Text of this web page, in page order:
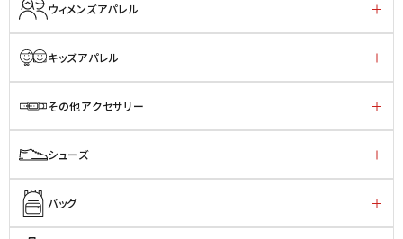
ウィメンズアパレル
キッズアパレル
その他アクセサリー
シューズ
バッグ